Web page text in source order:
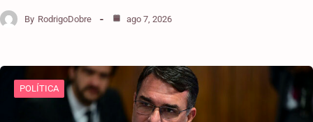
By RodrigoDobre ago 7, 2026
POLÍTICA